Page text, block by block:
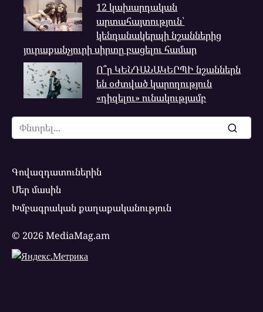
12 կախարդական
արտահայտություն՝
կենդանակերպի նշաններից
յուրաքանչյուրի սիրտը բացելու համար
Ո՞ր ԿԵՆԴԱՆԱԿԵՐՊԻ նշաններն
են օժտված կարողություն
«դիզելու» ունակությամբ
Search
for:
Գովազդատուներին
Մեր մասին
Խմբագրական քաղաքականություն
© 2026 MediaMag.am